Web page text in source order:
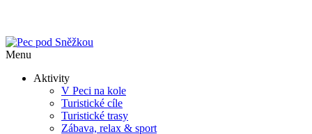
Menu
Aktivity
V Peci na kole
Turistické cíle
Turistické trasy
Zábava, relax & sport